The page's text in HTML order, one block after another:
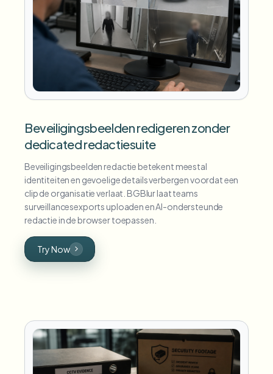
Beveiligingsbeelden redigeren zonder
dedicated redactiesuite
Beveiligingsbeelden redactie betekent meestal
identiteiten en gevoelige details verbergen voordat een
clip de organisatie verlaat. BGBlur laat teams
surveillancesexports uploaden en AI-ondersteunde
redactie in de browser toepassen.
Try Now